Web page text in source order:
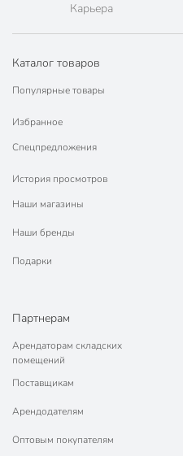
Карьера
Каталог товаров
Популярные товары
Избранное
Спецпредложения
История просмотров
Наши магазины
Наши бренды
Подарки
Партнерам
Арендаторам складских
помещений
Поставщикам
Арендодателям
Оптовым покупателям